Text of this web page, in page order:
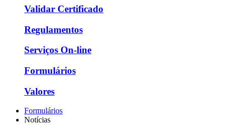
Validar Certificado
Regulamentos
Serviços On-line
Formulários
Valores
Formulários
Notícias